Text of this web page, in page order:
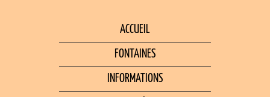
ACCUEIL
FONTAINES
INFORMATIONS